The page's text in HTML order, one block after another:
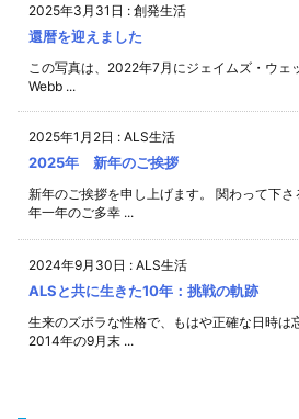
2025年3月31日 : 創発生活
還暦を迎えました
この写真は、2022年7月にジェイムズ・ウェ
Webb ...
2025年1月2日 : ALS生活
2025年 新年のご挨拶
新年のご挨拶を申し上げます。 関わって下
年一年のご多幸 ...
2024年9月30日 : ALS生活
ALSと共に生きた10年：挑戦の軌跡
生来のズボラな性格で、もはや正確な日時は
2014年の9月末 ...